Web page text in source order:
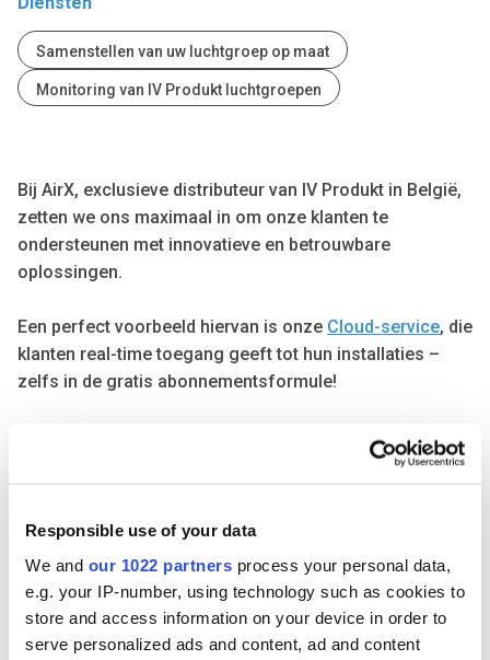
Responsible use of your data
We and our 1022 partners process your personal data,
e.g. your IP-number, using technology such as cookies to
store and access information on your device in order to
serve personalized ads and content, ad and content
Samenstellen van uw luchtgroep op maat
Monitoring van IV Produkt luchtgroepen
Bij AirX, exclusieve distributeur van IV Produkt in België,
zetten we ons maximaal in om onze klanten te
ondersteunen met innovatieve en betrouwbare
oplossingen.
Een perfect voorbeeld hiervan is onze Cloud-service, die
klanten real-time toegang geeft tot hun installaties –
zelfs in de gratis abonnementsformule!
We spraken met Gunter, Business Unit Manager van IV
Produkt bij AirX, over een recent praktijkvoorbeeld van
de voordelen van de Cloud-service en de toegevoegde
Tijdens een routinecontrole via de Cloud ontdekten we
een probleem met sterk vervuilde filters. Daarnaast viel
ons op dat de inblaastemperatuur ingesteld werd op